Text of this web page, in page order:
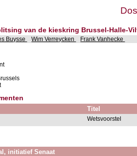
van de kieskring Brussel-Halle-
Buysse Wim Verreycken Frank Vanhecke
Titel
Wetsvoorstel
initiatief Senaat